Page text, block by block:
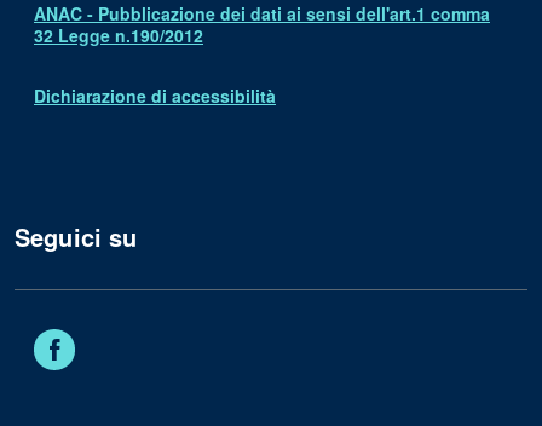
ANAC - Pubblicazione dei dati ai sensi dell'art.1 comma
32 Legge n.190/2012
Dichiarazione di accessibilità
Seguici su